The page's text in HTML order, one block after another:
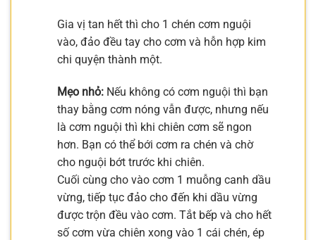
Gia vị tan hết thì cho 1 chén cơm nguội
vào, đảo đều tay cho cơm và hỗn hợp kim
chi quyện thành một.
Mẹo nhỏ:Nếu không có cơm nguội thì bạn
thay bằng cơm nóng vẫn được, nhưng nếu
là cơm nguội thì khi chiên cơm sẽ ngon
hơn. Bạn có thể bới cơm ra chén và chờ
cho nguội bớt trước khi chiên.
Cuối cùng cho vào cơm 1 muỗng canh dầu
vừng, tiếp tục đảo cho đến khi dầu vừng
được trộn đều vào cơm. Tắt bếp và cho hết
số cơm vừa chiên xong vào 1 cái chén, ép